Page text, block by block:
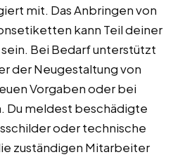
mit. Das Anbringen von
kann Teil deiner
Bei Bedarf unterstützt
der Neugestaltung von
Vorgaben oder bei
Du meldest beschädigte
oder technische
zuständigen Mitarbeiter